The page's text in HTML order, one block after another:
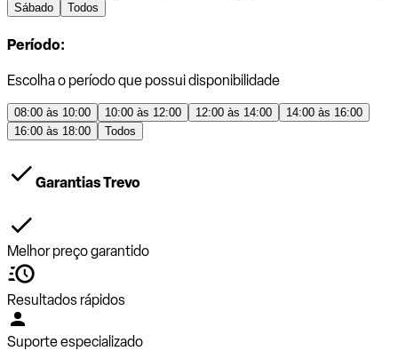
Sábado
Todos
Período:
Escolha o período que possui disponibilidade
08:00 às 10:00 10:00 às 12:00 12:00 às 14:00
14:00 às 16:00
16:00 às 18:00
Todos
Garantias Trevo
Melhor preço garantido
Resultados rápidos
Suporte especializado